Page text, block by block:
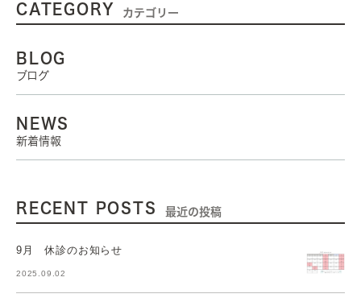
CATEGORY カテゴリー
BLOG
ブログ
NEWS
新着情報
RECENT POSTS 最近の投稿
9月 休診のお知らせ
2025.09.02